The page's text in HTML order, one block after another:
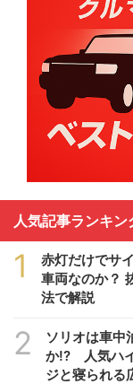
人気記事ランキン
1
赤灯だけでサ
車両なのか？
法で解説
2
ソリオは車中
か!? 人気ハ
ジと寝られる